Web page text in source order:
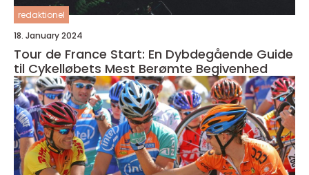
redaktionel
18. January 2024
Tour de France Start: En Dybdegående Guide
til Cykelløbets Mest Berømte Begivenhed